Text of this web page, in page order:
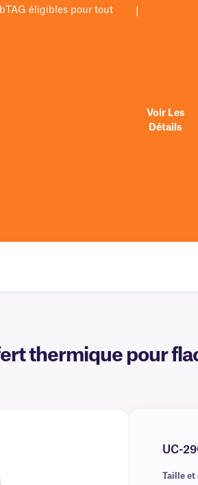
éligibles pour tout
Voir Les
Détails
thermique pour
UC-
Taille et